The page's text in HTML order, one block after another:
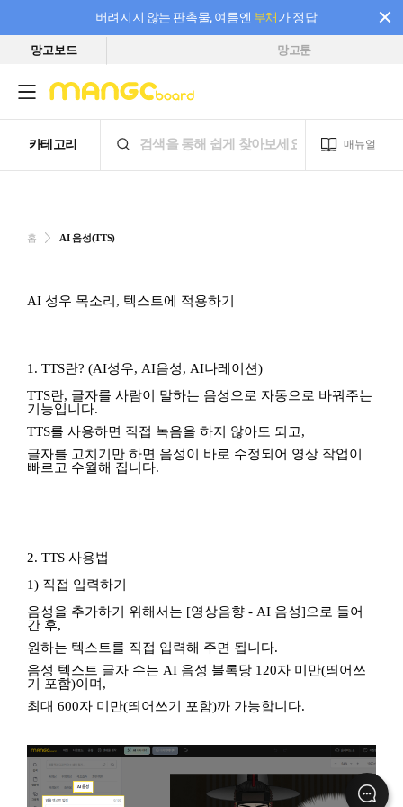
버려지지 않는 판촉물, 여름엔 부채가 정답
필요한 만큼 충전하고 끊김 없이 작업하세요! 새로워진 AI 부스터 요금제
망고보드 망고툰
홈 AI 음성(TTS)
AI 성우 목소리, 텍스트에 적용하기
1. TTS란? (AI성우, AI음성, AI나레이션)
TTS란, 글자를 사람이 말하는 음성으로 자동으로 바꿔주는
기능입니다.
TTS를 사용하면 직접 녹음을 하지 않아도 되고,
글자를 고치기만 하면 음성이 바로 수정되어 영상 작업이
빠르고 수월해 집니다.
2. TTS 사용법
1) 직접 입력하기
음성을 추가하기 위해서는 [영상음향 - AI 음성]으로 들어
간 후,
원하는 텍스트를 직접 입력해 주면 됩니다.
음성 텍스트 글자 수는 AI 음성 블록당 120자 미만(띄어쓰
기 포함)이며,
최대 600자 미만(띄어쓰기 포함)까 가능합니다.